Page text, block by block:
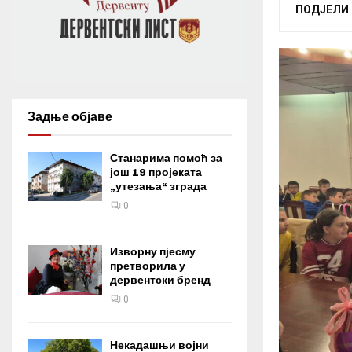
ПОДЈЕЛИ
Задње објаве
Станарима помоћ за
још 19 пројеката
„утезања“ зграда
0
Изворну пјесму
претворила у
дервентски бренд
0
Некадашњи војни